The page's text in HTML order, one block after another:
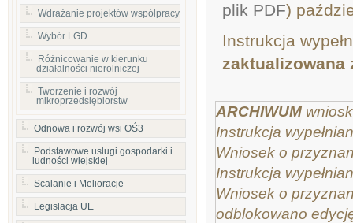
Wdrażanie projektów współpracy
Wybór LGD
Różnicowanie w kierunku
działalności nierolniczej
Tworzenie i rozwój
mikroprzedsiębiorstw
Odnowa i rozwój wsi OŚ3
Podstawowe usługi gospodarki i
ludności wiejskiej
Scalanie i Melioracje
Legislacja UE
plik PDF)
Instrukcja
zaktualizowana
ARCHIWUM
Instrukcja
Wniosek o
Instrukcja
Wniosek o
odblokowano